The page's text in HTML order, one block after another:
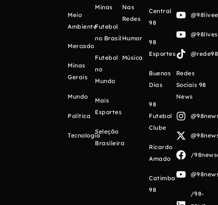
Meio
Ambiente
Mercado
Minas
Gerais
Mundo
Política
Tecnologia
Minas
Futebol
no Brasil
Futebol
no
Mundo
Mais
Esportes
Seleção
Brasileira
Nas
Redes
Humor
Música
Central
98
98
Esportes
Buenos
Días
98
Futebol
Clube
Ricardo
Amado
Catimba
98
Redes
Sociais 98
News
/
/98-